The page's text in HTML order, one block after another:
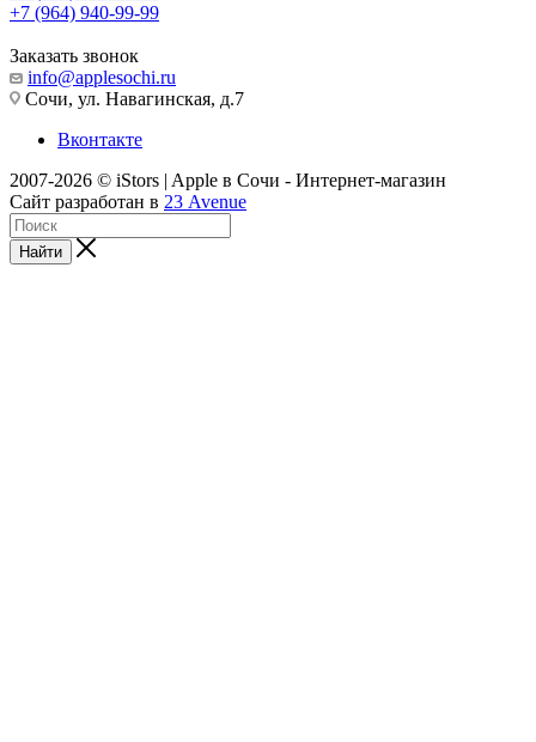
+7 (964) 940-99-99
Заказать звонок
info@applesochi.ru
Сочи, ул. Навагинская, д.7
Вконтакте
2007-2026 © iStors | Apple в Сочи - Интернет-магазин
Сайт разработан в 23 Avenue
Найти